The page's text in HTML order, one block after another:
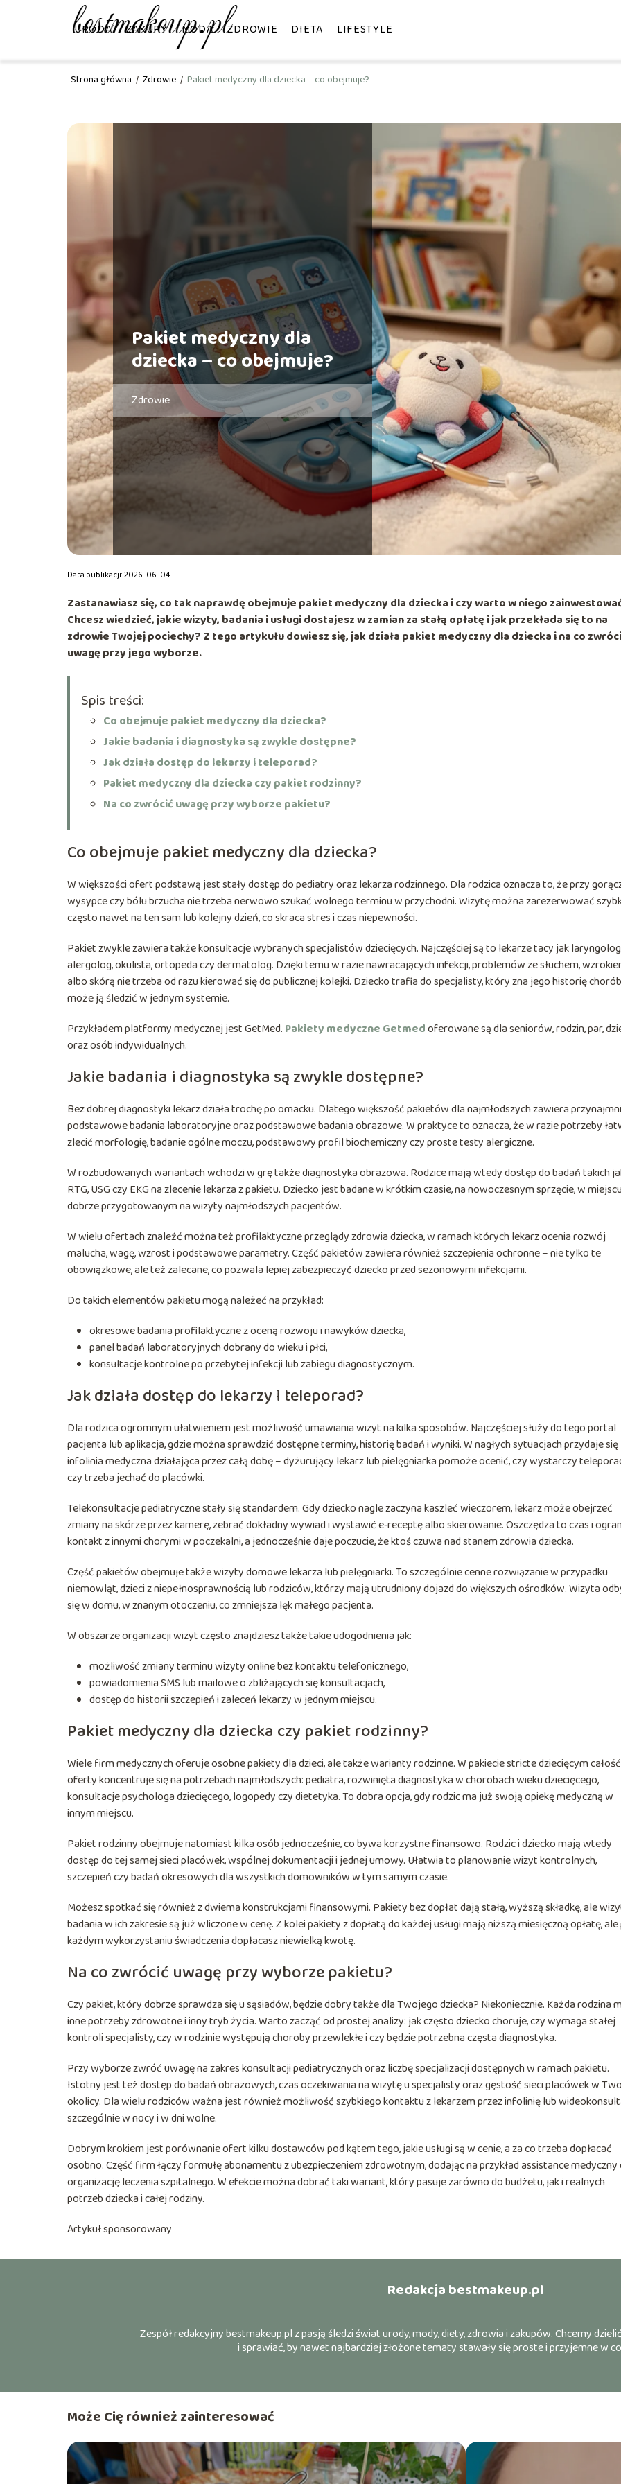
URODA ZAKUPY MODA ZDROWIE DIETA LIFESTYLE
Strona główna / Zdrowie / Pakiet medyczny dla dziecka – co obejmuje?
Pakiet medyczny dla
dziecka – co obejmuje?
Zdrowie
Data publikacji: 2026-06-04
Zastanawiasz się, co tak naprawdę obejmuje pakiet medyczny dla dziecka i czy warto w niego
Chcesz wiedzieć, jakie wizyty, badania i usługi dostajesz w zamian za stałą opłatę i jak przekłada się to na
zdrowie Twojej pociechy? Z tego artykułu dowiesz się, jak działa pakiet medyczny dla dziecka i na co
uwagę przy jego wyborze.
Spis treści:
Co obejmuje pakiet medyczny dla dziecka?
Jakie badania i diagnostyka są zwykle dostępne?
Jak działa dostęp do lekarzy i teleporad?
Pakiet medyczny dla dziecka czy pakiet rodzinny?
Na co zwrócić uwagę przy wyborze pakietu?
Co obejmuje pakiet medyczny dla dziecka?
W większości ofert podstawą jest stały dostęp do pediatry oraz lekarza rodzinnego. Dla rodzica oznacza to, że przy
wysypce czy bólu brzucha nie trzeba nerwowo szukać wolnego terminu w przychodni. Wizytę można zarezerwować
często nawet na ten sam lub kolejny dzień, co skraca stres i czas niepewności.
Pakiet zwykle zawiera także konsultacje wybranych specjalistów dziecięcych. Najczęściej są to lekarze tacy jak
alergolog, okulista, ortopeda czy dermatolog. Dzięki temu w razie nawracających infekcji, problemów ze słuchem,
albo skórą nie trzeba od razu kierować się do publicznej kolejki. Dziecko trafia do specjalisty, który zna jego historię
może ją śledzić w jednym systemie.
Przykładem platformy medycznej jest GetMed. Pakiety medyczne Getmedoferowane są dla seniorów, rodzin, par,
oraz osób indywidualnych.
Jakie badania i diagnostyka są zwykle dostępne?
Bez dobrej diagnostyki lekarz działa trochę po omacku. Dlatego większość pakietów dla najmłodszych zawiera
podstawowe badania laboratoryjne oraz podstawowe badania obrazowe. W praktyce to oznacza, że w razie potrzeby
zlecić morfologię, badanie ogólne moczu, podstawowy profil biochemiczny czy proste testy alergiczne.
W rozbudowanych wariantach wchodzi w grę także diagnostyka obrazowa. Rodzice mają wtedy dostęp do badań takich
RTG, USG czy EKG na zlecenie lekarza z pakietu. Dziecko jest badane w krótkim czasie, na nowoczesnym sprzęcie, w
dobrze przygotowanym na wizyty najmłodszych pacjentów.
W wielu ofertach znaleźć można też profilaktyczne przeglądy zdrowia dziecka, w ramach których lekarz ocenia rozwój
malucha, wagę, wzrost i podstawowe parametry. Część pakietów zawiera również szczepienia ochronne – nie tylko te
obowiązkowe, ale też zalecane, co pozwala lepiej zabezpieczyć dziecko przed sezonowymi infekcjami.
Do takich elementów pakietu mogą należeć na przykład:
okresowe badania profilaktyczne z oceną rozwoju i nawyków dziecka,
panel badań laboratoryjnych dobrany do wieku i płci,
konsultacje kontrolne po przebytej infekcji lub zabiegu diagnostycznym.
Jak działa dostęp do lekarzy i teleporad?
Dla rodzica ogromnym ułatwieniem jest możliwość umawiania wizyt na kilka sposobów. Najczęściej służy do tego portal
pacjenta lub aplikacja, gdzie można sprawdzić dostępne terminy, historię badań i wyniki. W nagłych sytuacjach przydaje się
infolinia medyczna działająca przez całą dobę – dyżurujący lekarz lub pielęgniarka pomoże ocenić, czy wystarczy
czy trzeba jechać do placówki.
Telekonsultacje pediatryczne stały się standardem. Gdy dziecko nagle zaczyna kaszleć wieczorem, lekarz może obejrzeć
zmiany na skórze przez kamerę, zebrać dokładny wywiad i wystawić e‑receptę albo skierowanie. Oszczędza to czas i
kontakt z innymi chorymi w poczekalni, a jednocześnie daje poczucie, że ktoś czuwa nad stanem zdrowia dziecka.
Część pakietów obejmuje także wizyty domowe lekarza lub pielęgniarki. To szczególnie cenne rozwiązanie w przypadku
niemowląt, dzieci z niepełnosprawnością lub rodziców, którzy mają utrudniony dojazd do większych ośrodków. Wizyta
się w domu, w znanym otoczeniu, co zmniejsza lęk małego pacjenta.
W obszarze organizacji wizyt często znajdziesz także takie udogodnienia jak:
możliwość zmiany terminu wizyty online bez kontaktu telefonicznego,
powiadomienia SMS lub mailowe o zbliżających się konsultacjach,
dostęp do historii szczepień i zaleceń lekarzy w jednym miejscu.
Pakiet medyczny dla dziecka czy pakiet rodzinny?
Wiele firm medycznych oferuje osobne pakiety dla dzieci, ale także warianty rodzinne. W pakiecie stricte dziecięcym całość
oferty koncentruje się na potrzebach najmłodszych: pediatra, rozwinięta diagnostyka w chorobach wieku dziecięcego,
konsultacje psychologa dziecięcego, logopedy czy dietetyka. To dobra opcja, gdy rodzic ma już swoją opiekę medyczną w
innym miejscu.
Pakiet rodzinny obejmuje natomiast kilka osób jednocześnie, co bywa korzystne finansowo. Rodzic i dziecko mają wtedy
dostęp do tej samej sieci placówek, wspólnej dokumentacji i jednej umowy. Ułatwia to planowanie wizyt kontrolnych,
szczepień czy badań okresowych dla wszystkich domowników w tym samym czasie.
Możesz spotkać się również z dwiema konstrukcjami finansowymi. Pakiety bez dopłat dają stałą, wyższą składkę, ale
badania w ich zakresie są już wliczone w cenę. Z kolei pakiety z dopłatą do każdej usługi mają niższą miesięczną opłatę,
każdym wykorzystaniu świadczenia dopłacasz niewielką kwotę.
Na co zwrócić uwagę przy wyborze pakietu?
Czy pakiet, który dobrze sprawdza się u sąsiadów, będzie dobry także dla Twojego dziecka? Niekoniecznie. Każda rodzina
inne potrzeby zdrowotne i inny tryb życia. Warto zacząć od prostej analizy: jak często dziecko choruje, czy wymaga stałej
kontroli specjalisty, czy w rodzinie występują choroby przewlekłe i czy będzie potrzebna częsta diagnostyka.
Przy wyborze zwróć uwagę na zakres konsultacji pediatrycznych oraz liczbę specjalizacji dostępnych w ramach pakietu.
Istotny jest też dostęp do badań obrazowych, czas oczekiwania na wizytę u specjalisty oraz gęstość sieci placówek w
okolicy. Dla wielu rodziców ważna jest również możliwość szybkiego kontaktu z lekarzem przez infolinię lub
szczególnie w nocy i w dni wolne.
Dobrym krokiem jest porównanie ofert kilku dostawców pod kątem tego, jakie usługi są w cenie, a za co trzeba dopłacać
osobno. Część firm łączy formułę abonamentu z ubezpieczeniem zdrowotnym, dodając na przykład assistance medyczny
organizację leczenia szpitalnego. W efekcie można dobrać taki wariant, który pasuje zarówno do budżetu, jak i realnych
potrzeb dziecka i całej rodziny.
Artykuł sponsorowany
Redakcja bestmakeup.pl
Zespół redakcyjny bestmakeup.pl z pasją śledzi świat urody, mody, diety, zdrowia i zakupów. Chcemy
i sprawiać, by nawet najbardziej złożone tematy stawały się proste i przyjemne w
Może Cię również zainteresować